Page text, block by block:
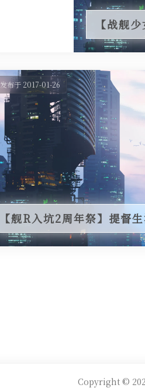
【战舰
发布于 2017-01-26
【舰R入坑2周年祭】提督
Copyright ©